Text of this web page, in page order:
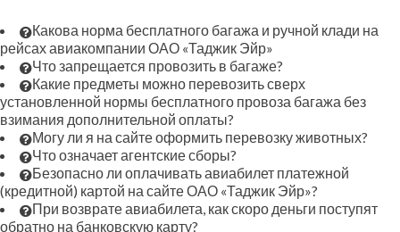
Какова норма бесплатного багажа и ручной клади на
рейсах авиакомпании ОАО «Таджик Эйр»
Что запрещается провозить в багаже?
Какие предметы можно перевозить сверх
установленной нормы бесплатного провоза багажа без
взимания дополнительной оплаты?
Могу ли я на сайте оформить перевозку животных?
Что означает агентские сборы?
Безопасно ли оплачивать авиабилет платежной
(кредитной) картой на сайте ОАО «Таджик Эйр»?
При возврате авиабилета, как скоро деньги поступят
обратно на банковскую карту?